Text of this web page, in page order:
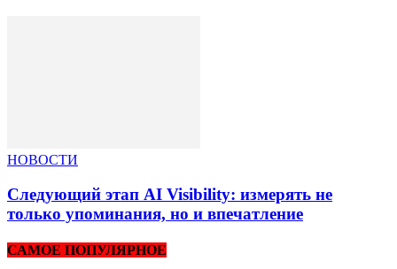
НОВОСТИ
Следующий этап AI Visibility: измерять не
только упоминания, но и впечатление
САМОЕ ПОПУЛЯРНОЕ